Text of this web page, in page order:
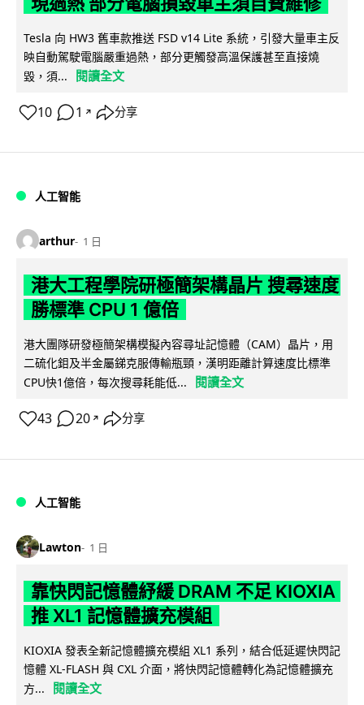
Tesla 向 HW3 舊車款推送 FSD v14 Lite 系統，引發大量車主反
映自動駕駛電腦嚴重過熱，部分更觸發高溫保護甚至直接燒
毀，須...
閱讀全文
10 1 ↗ 分享
人工智能
arthur 1 日
港大工程學院研極簡架構晶片 搜尋速度
勝標準 CPU 1 億倍
港大團隊研發極簡架構模擬內容尋址記憶體（CAM）晶片，用
二硫化鉬及半金屬銻克服傳輸瓶頸，漢明距離計算速度比標準
CPU快1億倍，每次搜尋耗能低...
閱讀全文
43 20 ↗ 分享
人工智能
Lawton 1 日
靠快閃記憶體紓緩 DRAM 不足 KIOXIA
推 XL1 記憶體擴充模組
KIOXIA 發表全新記憶體擴充模組 XL1 系列，結合低延遲快閃記
憶體 XL-FLASH 與 CXL 介面，將快閃記憶體轉化為記憶體擴充
方...
閱讀全文